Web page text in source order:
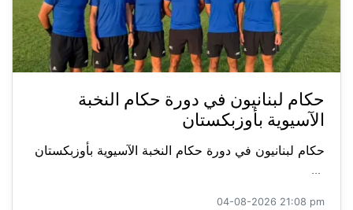
حكام لبنانيون في دورة حكام النخبة
الآسيوية بأوزبكستان
حكام لبنانيون في دورة حكام النخبة الآسيوية بأوزبكستان
...
04-08-2026 21:08 pm